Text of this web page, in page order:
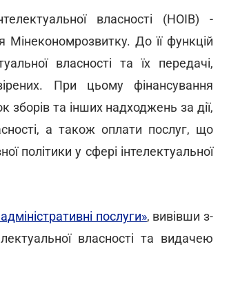
власності (НОІВ) -
До її функцій
власності та їх передачі,
При цьому фінансування
зборів та інших надходжень за дії,
а також оплати послуг, що
політики у сфері інтелектуальної
послуги», вивівши з-
власності та видачею